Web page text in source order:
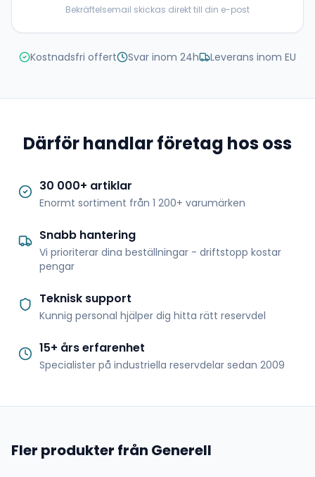
Bekräftelsemail skickas direkt till din e-post
Kostnadsfri offert Svar inom 24h Leverans inom EU
Därför handlar företag hos oss
30 000+ artiklar
Enormt sortiment från 1 200+ varumärken
Snabb hantering
Vi prioriterar dina beställningar - driftstopp kostar
pengar
Teknisk support
Kunnig personal hjälper dig hitta rätt reservdel
15+ års erfarenhet
Specialister på industriella reservdelar sedan 2009
Fler produkter från Generell